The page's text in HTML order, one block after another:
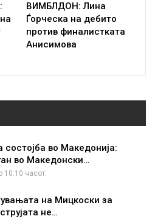
ВИМБЛДОН: Лина
Ѓорческа на дебито
против финалистката
Анисимова
состојба во Македонија:
во Македонски…
10:10 часот.
на Мицкоски за
не…